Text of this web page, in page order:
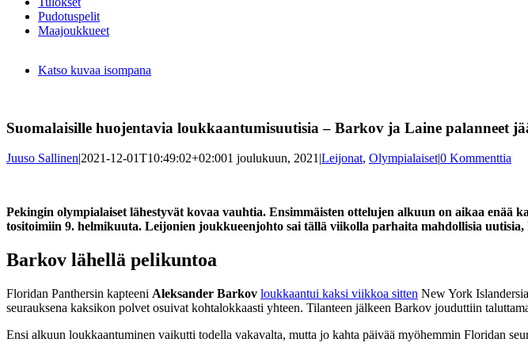
Pudotuspelit
Maajoukkueet
Katso kuvaa isompana
Suomalaisille huojentavia loukkaantumisuutisia – Barkov ja Laine palanneet
Juuso Sallinen|2021-12-01T10:49:02+02:001 joulukuun, 2021|Leijonat, Olympialaiset|0 Kommenttia
Pekingin olympialaiset lähestyvät kovaa vauhtia. Ensimmäisten ottelujen alkuun on aikaa
tositoimiin 9. helmikuuta. Leijonien joukkueenjohto sai tällä viikolla parhaita mahdollisia
Barkov lähellä pelikuntoa
Floridan Panthersin kapteeni Aleksander Barkov loukkaantui kaksi viikkoa sitten New York
seurauksena kaksikon polvet osuivat kohtalokkaasti yhteen. Tilanteen jälkeen Barkov jouduttiin
Ensi alkuun loukkaantuminen vaikutti todella vakavalta, mutta jo kahta päivää myöhemmin Floridan